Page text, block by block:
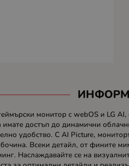
монитор с webOS и LG
достъп до динамични
удобство. С AI Picture,
Всеки детайл, от фините
Наслаждавайте се на